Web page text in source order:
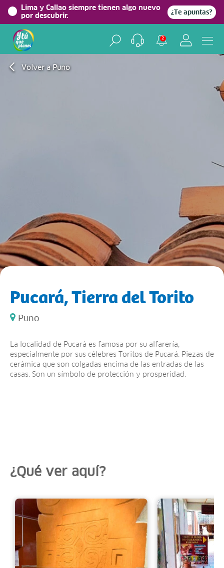
Lima y Callao siempre tienen algo nuevo
por descubrir.
¿Te apuntas?
2
Volver a Puno
Pucará, Tierra del Torito
Puno
La localidad de Pucará es famosa por su alfarería,
especialmente por sus célebres Toritos de Pucará. Piezas de
cerámica que son colgadas encima de las entradas de las
casas. Son un símbolo de protección y prosperidad.
¿Qué ver aquí?